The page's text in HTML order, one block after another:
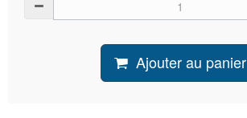
Ajouter au panier